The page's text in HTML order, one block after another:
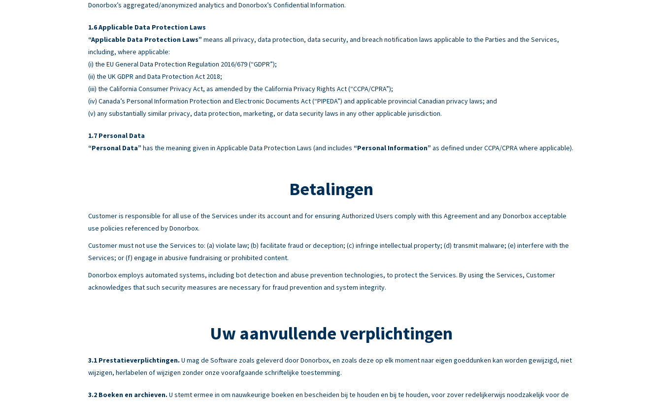
Donorbox’s aggregated/anonymized analytics and Donorbox’s Confidential Information.
Applicable Data Protection Laws
“Applicable Data Protection Laws” means all privacy, data protection, data security, and breach notification laws applicable to the Parties and the Services,
including, where applicable:
(i) the EU General Data Protection Regulation 2016/679 (“GDPR”);
(ii) the UK GDPR and Data Protection Act 2018;
(iii) the California Consumer Privacy Act, as amended by the California Privacy Rights Act (“CCPA/CPRA”);
(iv) Canada’s Personal Information Protection and Electronic Documents Act (“PIPEDA”) and applicable provincial Canadian privacy laws; and
(v) any substantially similar privacy, data protection, marketing, or data security laws in any other applicable jurisdiction.
Personal Data
“Personal Data” has the meaning given in Applicable Data Protection Laws (and includes “Personal Information” as defined under CCPA/CPRA where applicable).
Betalingen
Customer is responsible for all use of the Services under its account and for ensuring Authorized Users comply with this Agreement and any Donorbox acceptable
use policies referenced by Donorbox.
Customer must not use the Services to: (a) violate law; (b) facilitate fraud or deception; (c) infringe intellectual property; (d) transmit malware; (e) interfere with the
Services; or (f) engage in abusive fundraising or prohibited content.
Donorbox employs automated systems, including bot detection and abuse prevention technologies, to protect the Services. By using the Services, Customer
acknowledges that such security measures are necessary for fraud prevention and system integrity.
Uw aanvullende verplichtingen
Prestatieverplichtingen. U mag de Software zoals geleverd door Donorbox, en zoals deze op elk moment naar eigen goeddunken kan worden gewijzigd, niet
wijzigen, herlabelen of wijzigen zonder onze voorafgaande schriftelijke toestemming.
Boeken en archieven. U stemt ermee in om nauwkeurige boeken en bescheiden bij te houden en bij te houden, voor zover redelijkerwijs noodzakelijk voor de